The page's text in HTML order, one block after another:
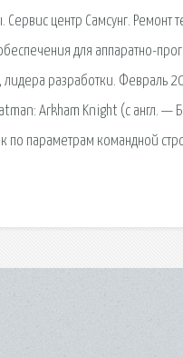
Сервис центр Самсунг.
для аппаратно-
лидера разработки. Февраль
Arkham Knight (с англ. —
параметрам командной